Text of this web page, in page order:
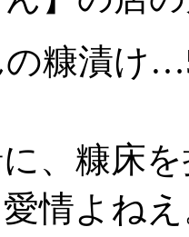
糠漬け
、糠床
愛情よね